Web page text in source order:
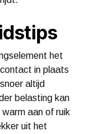
het
in plaats
altijd
belasting kan
aan of ruik
uit het